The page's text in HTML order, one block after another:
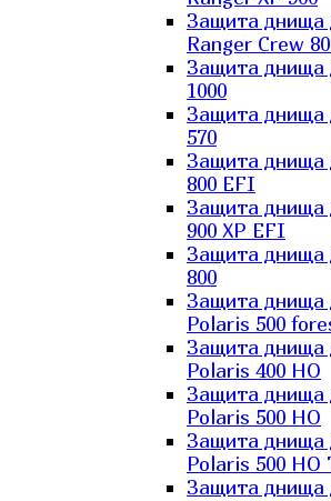
Защита днища
Ranger Сrew
Защита днища
1000
Защита днища
570
Защита днища
800 EFI
Защита днища
900 XP EFI
Защита днища
800
Защита днища
Polaris 500
Защита днища
Polaris 400 HO
Защита днища
Polaris 500 HO
Защита днища
Polaris 500 HO
Защита днища